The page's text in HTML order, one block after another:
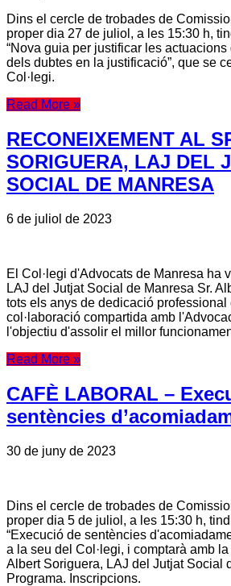
Dins el cercle de trobades de
proper dia 27 de juliol, a les 15:30 h,
“Nova guia per justificar les
dels dubtes en la justificació”, que se
Col·legi.
Read More »
RECONEIXEMENT AL
SORIGUERA, LAJ DEL
SOCIAL DE MANRESA
6 de juliol de 2023
El Col·legi d'Advocats de Manresa ha
LAJ del Jutjat Social de Manresa Sr.
tots els anys de dedicació professional
col·laboració compartida amb
l'objectiu d'assolir el millor
Read More »
CAFÈ LABORAL –
sentències
30 de juny de 2023
Dins el cercle de trobades de
proper dia 5 de juliol, a les 15:30 h,
“Execució de sentències
a la seu del Col·legi, i comptarà amb
Albert Soriguera, LAJ del Jutjat Social
Programa. Inscripcions.